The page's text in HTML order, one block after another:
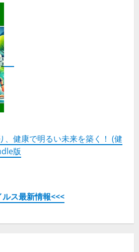
、健康で明るい未来を築く！ (健
版
ス最新情報<<<